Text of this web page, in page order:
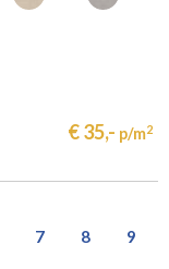
€ 35,- p/m2
7 8 9